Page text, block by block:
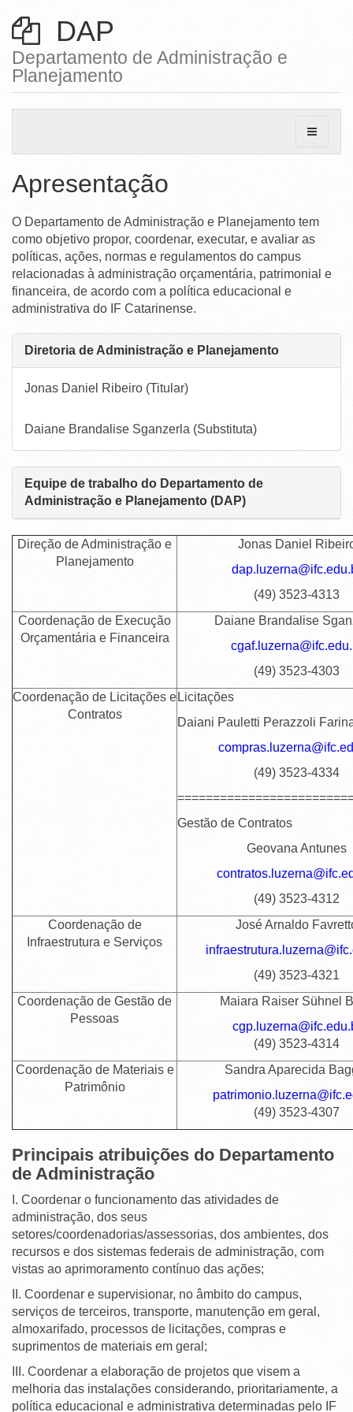
Ministério do Meio Ambiente
Ministério do Turismo
Secretaria de Governo
Gabinete de Segurança Institucional
Advocacia-Geral da União
DAP
Departamento de Administração e
Planejamento
Apresentação
O Departamento de Administração e Planejamento tem
como objetivo propor, coordenar, executar, e avaliar as
políticas, ações, normas e regulamentos do campus
relacionadas à administração orçamentária, patrimonial e
financeira, de acordo com a política educacional e
administrativa do IF Catarinense.
Diretoria de Administração e Planejamento
Jonas Daniel Ribeiro (Titular)
Daiane Brandalise Sganzerla (Substituta)
Equipe de trabalho do Departamento de
Administração e Planejamento (DAP)
Direção de Administração e
Planejamento
Jonas Daniel
(49) 3523-4313
Coordenação de Execução
Orçamentária e Financeira
Daiane Brandalise
(49) 3523-4303
Coordenação de Licitações e
Contratos
Licitações
Daiani Pauletti Perazzoli
(49) 3523-4334
Gestão de Contratos
Geovana Antunes
(49) 3523-4312
Coordenação de
Infraestrutura e Serviços
José Arnaldo
(49) 3523-4321
Coordenação de Gestão de
Pessoas
Maiara Raiser Sühnel
(49) 3523-4314
Coordenação de Materiais e
Patrimônio
Sandra Aparecida
(49) 3523-4307
Principais atribuições do Departamento
de Administração
I. Coordenar o funcionamento das atividades de
administração, dos seus
setores/coordenadorias/assessorias, dos ambientes, dos
recursos e dos sistemas federais de administração, com
vistas ao aprimoramento contínuo das ações;
II. Coordenar e supervisionar, no âmbito do campus,
serviços de terceiros, transporte, manutenção em geral,
almoxarifado, processos de licitações, compras e
suprimentos de materiais em geral;
III. Coordenar a elaboração de projetos que visem a
melhoria das instalações considerando, prioritariamente, a
política educacional e administrativa determinadas pelo IF